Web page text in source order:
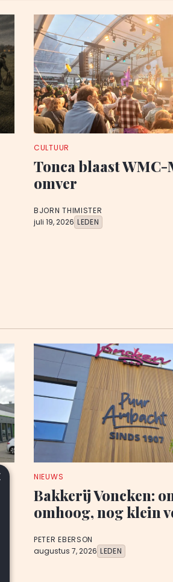
CULTUUR
Tonca blaast
omver
BJORN THIMISTER
juli 19, 2026 LEDEN
NIEUWS
Bakkerij Voncken:
omhoog, nog klein
PETER EBERSON
augustus 7, 2026 LEDEN